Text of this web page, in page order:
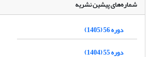
شماره‌های پیشین نشریه
دوره 56 (1405)
دوره 55 (1404)